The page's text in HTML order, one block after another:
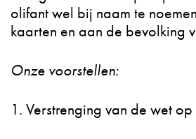
olifant wel bij naam te
kaarten en aan de bevolking
Onze voorstellen:
1. Verstrenging van de wet